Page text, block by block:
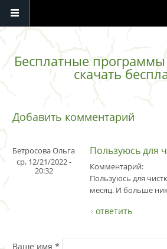
Перейти к основному содержанию
Бесплатные
скачать
Добавить комментарий
Бетросова Ольга
ср, 12/21/2022 -
20:32
Пользуюсь для
Комментарий:
Пользуюсь для
месяц. И больше
ответить
Ваше имя *